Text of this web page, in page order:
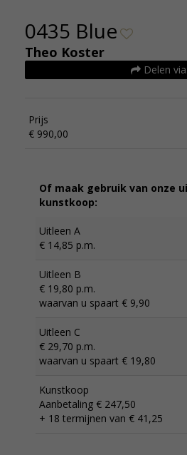
0435 Blue
Theo Koster
Delen via:
Prijs
€ 990,00
Of maak gebruik van onze
kunstkoop:
Uitleen A
€ 14,85 p.m.
Uitleen B
€ 19,80 p.m.
waarvan u spaart € 9,90
Uitleen C
€ 29,70 p.m.
waarvan u spaart € 19,80
Kunstkoop
Aanbetaling € 247,50
+ 18 termijnen van € 41,25